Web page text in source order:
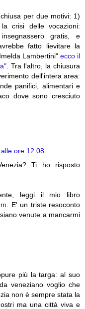
per due motivi: 1)
crisi delle vocazioni:
gratis, e
fatto lievitare la
Lambertini" ecco il
. Tra l'altro, la chiusura
dell'intera area:
panifici, alimentari e
dove sono cresciuto
ore 12:08
Ti ho risposto
leggi il mio libro
. E' un triste resoconto
venute a mancarmi
più la targa: al suo
veneziano voglio che
non è sempre stata la
ma una città viva e